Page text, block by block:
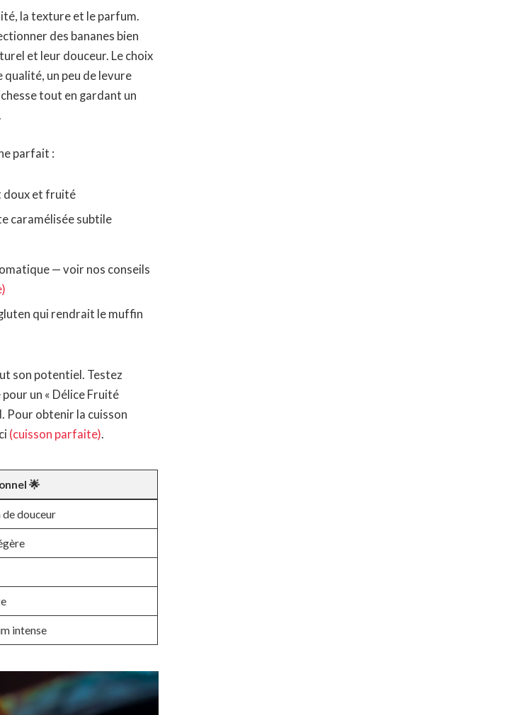
la texture et le parfum.
des bananes bien
et leur douceur. Le choix
un peu de levure
tout en gardant un
parfait :
doux et fruité
caramélisée subtile
— voir nos conseils
qui rendrait le muffin
son potentiel. Testez
un « Délice Fruité
Pour obtenir la cuisson
(cuisson parfaite).
🌟
de douceur
intense